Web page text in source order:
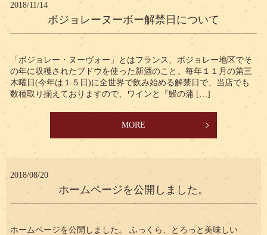
2018/11/14
ボジョレーヌーボー解禁日について
「ボジョレー・ヌーヴォー」とはフランス、ボジョレー地区でそ
の年に収穫されたブドウを使った新酒のこと。毎年１１月の第三
木曜日(今年は１５日)に全世界で飲み始める解禁日で、当店でも
数種取り揃えておりますので、ワインと『鰻の蒲 […]
MORE
2018/08/20
ホームページを公開しました。
ホームページを公開しました。 ふっくら、とろっと美味しい